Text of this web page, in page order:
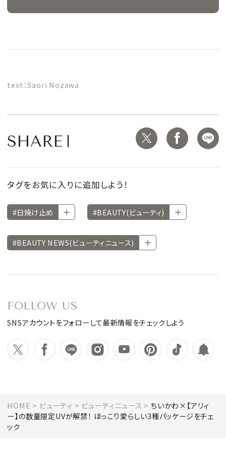
text：Saori Nozawa
SHARE
タグをお気に入りに追加しよう！
#日焼け止め #BEAUTY(ビューティ)
#BEAUTY NEWS(ビューティニュース)
FOLLOW US
SNSアカウントをフォローして最新情報をチェックしよう
HOME ビューティ ビューティニュース
ちいかわ×【アリィ
ー】の数量限定UVが解禁！ ほっこり愛らしい3種パッケージをチェ
ック